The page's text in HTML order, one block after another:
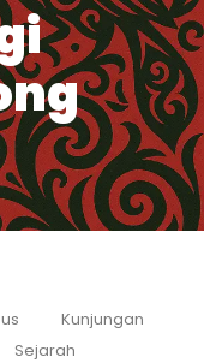
Kunjungan
Sejarah